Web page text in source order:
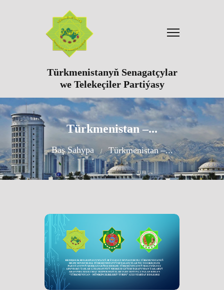
Türkmenistanyň Senagatçylar
we Telekeçiler Partiýasy
Türkmenistan –...
Baş Sahypa Türkmenistan –...